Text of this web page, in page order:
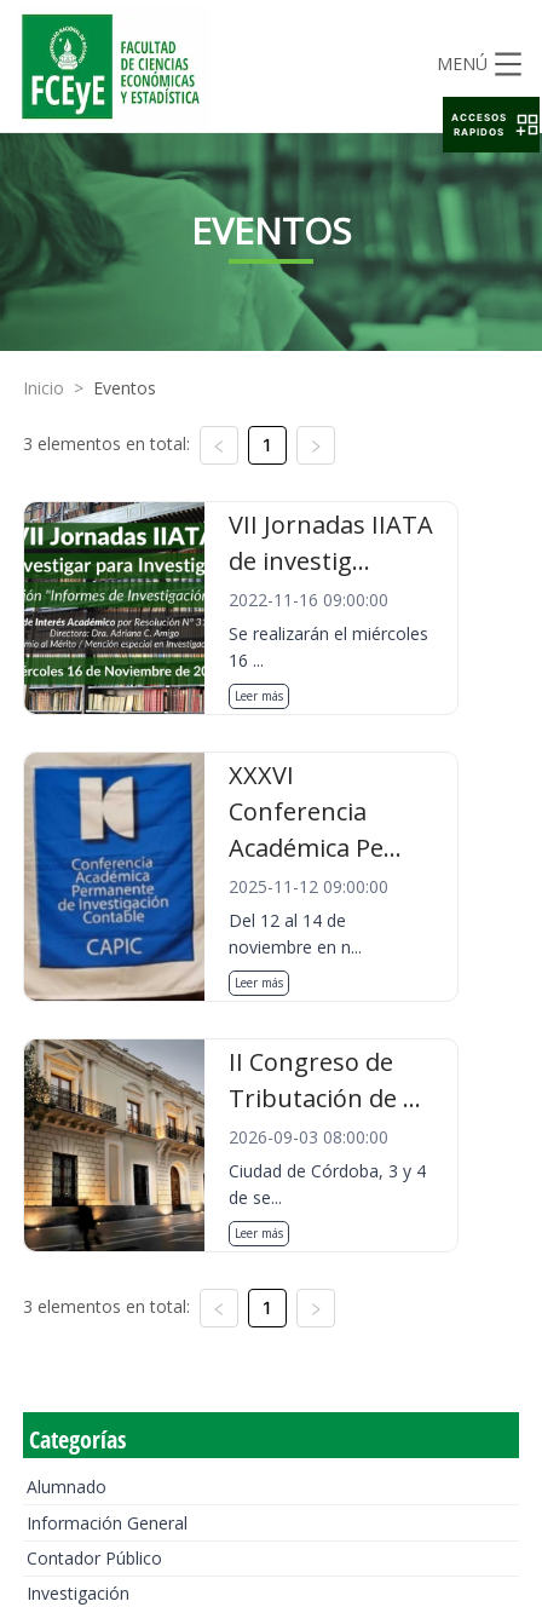
MENÚ
EVENTOS
Inicio > Eventos
3 elementos en total: 1
VII Jornadas IIATA
de investig...
2022-11-16 09:00:00
Se realizarán el miércoles
16 ...
Leer más
XXXVI
Conferencia
Académica Pe...
2025-11-12 09:00:00
Del 12 al 14 de
noviembre en n...
Leer más
II Congreso de
Tributación de ...
2026-09-03 08:00:00
Ciudad de Córdoba, 3 y 4
de se...
Leer más
3 elementos en total: 1
Categorías
Alumnado
Información General
Contador Público
Investigación
ACCESOS
RAPIDOS